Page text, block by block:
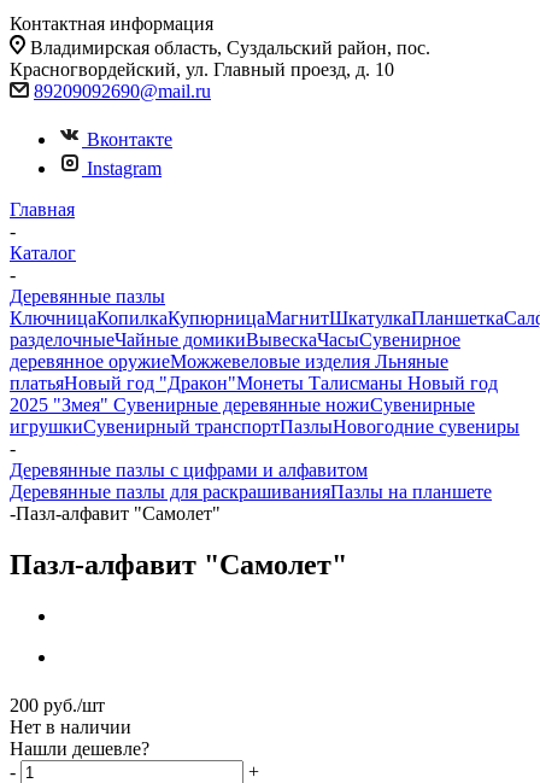
Контактная информация
Владимирская область, Суздальский район, пос.
Красногвордейский, ул. Главный проезд, д. 10
89209092690@mail.ru
Вконтакте
Instagram
Главная
-
Каталог
-
Деревянные пазлы
КлючницаКопилкаКупюрницаМагнитШкатулкаПланшетка
разделочныеЧайные домикиВывескаЧасыСувенирное
деревянное оружиеМожжевеловые изделия Льняные
платьяНовый год "Дракон"Монеты Талисманы Новый год
2025 "Змея" Сувенирные деревянные ножиСувенирные
игрушкиСувенирный транспортПазлыНовогодние сувениры
-
Деревянные пазлы с цифрами и алфавитом
Деревянные пазлы для раскрашиванияПазлы на планшете
-Пазл-алфавит "Самолет"
Пазл-алфавит "Самолет"
200 руб./шт
Нет в наличии
Нашли дешевле?
-
+